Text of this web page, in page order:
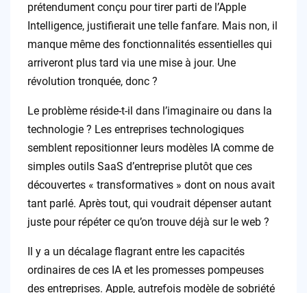
prétendument conçu pour tirer parti de l’Apple
Intelligence, justifierait une telle fanfare. Mais non, il
manque même des fonctionnalités essentielles qui
arriveront plus tard via une mise à jour. Une
révolution tronquée, donc ?
Le problème réside-t-il dans l’imaginaire ou dans la
technologie ? Les entreprises technologiques
semblent repositionner leurs modèles IA comme de
simples outils SaaS d’entreprise plutôt que ces
découvertes « transformatives » dont on nous avait
tant parlé. Après tout, qui voudrait dépenser autant
juste pour répéter ce qu’on trouve déjà sur le web ?
Il y a un décalage flagrant entre les capacités
ordinaires de ces IA et les promesses pompeuses
des entreprises. Apple, autrefois modèle de sobriété